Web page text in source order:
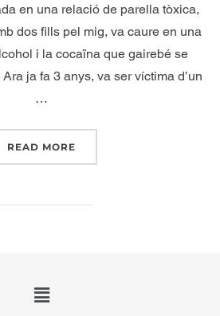
en una relació de parella tòxica,
dos fills pel mig, va caure en una
i la cocaïna que gairebé se
ja fa 3 anys, va ser víctima d’un
…
READ MORE